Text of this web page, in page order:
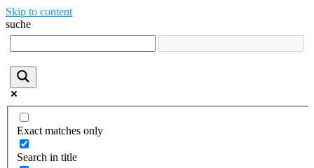
Skip to content
suche
Exact matches only
Search in title